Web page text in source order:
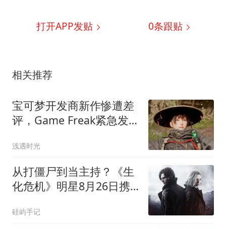
打开APP发贴 0条跟贴
相关推荐
宝可梦开发商新作惨遭差
评，Game Freak紧急发
浅遇时光
从打僵尸到当主持？《生
化危机》明星8月26日携
硅屿手记